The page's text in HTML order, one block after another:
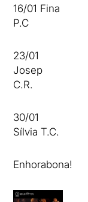
16/01 Fina
P.C
23/01
Josep
C.R.
30/01
Sílvia T.C.
Enhorabona!